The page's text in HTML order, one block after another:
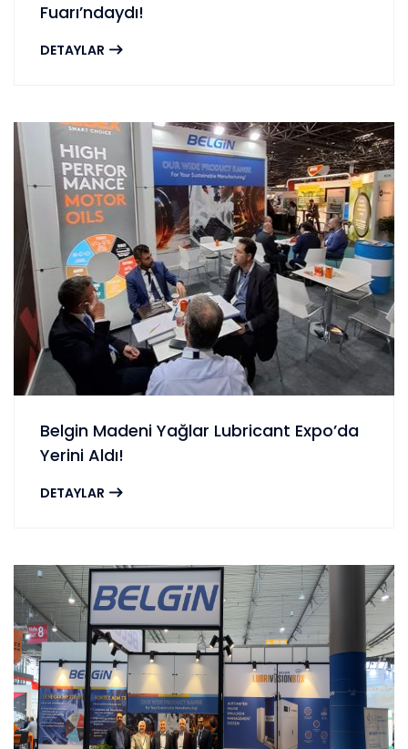
Fuarı’ndaydı!
DETAYLAR
Belgin Madeni Yağlar Lubricant Expo’da
Yerini Aldı!
DETAYLAR